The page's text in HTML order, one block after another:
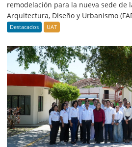
remodelación para la nueva sede de
Arquitectura, Diseño y Urbanismo
Destacados UAT